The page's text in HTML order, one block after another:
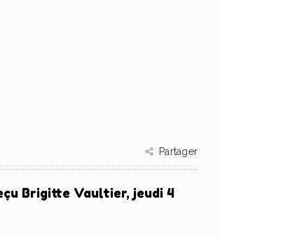
Partager
Brigitte Vaultier, jeudi 4